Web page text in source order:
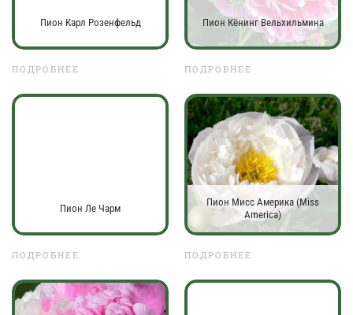
Пион Карл Розенфельд
ПОДРОБНЕЕ
Пион Кёнинг Вельхильмина
ПОДРОБНЕЕ
Пион Ле Чарм
ПОДРОБНЕЕ
Пион Мисс Америка (Miss
America)
ПОДРОБНЕЕ